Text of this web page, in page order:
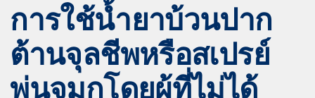
การใช้น้ำยาบ้วนปาก
ต้านจุลชีพหรือสเปรย์
พ่นจมูกโดยผู้ที่ไม่ได้